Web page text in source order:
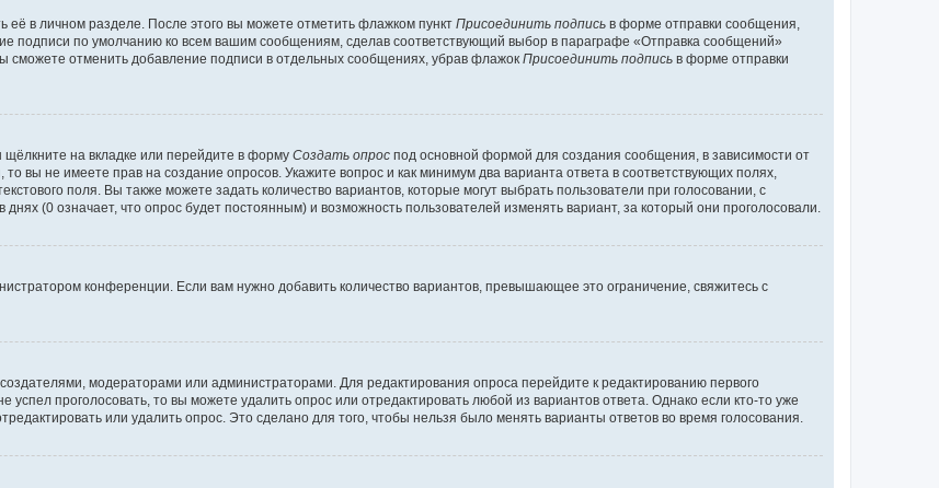
в личном разделе. После этого вы можете отметить флажком пункт Присоединить подпись в форме отправки сообщения,
подписи по умолчанию ко всем вашим сообщениям, сделав соответствующий выбор в параграфе «Отправка сообщений»
сможете отменить добавление подписи в отдельных сообщениях, убрав флажок Присоединить подпись в форме отправки
на вкладке или перейдите в форму Создать опрос под основной формой для создания сообщения, в зависимости от
вы не имеете прав на создание опросов. Укажите вопрос и как минимум два варианта ответа в соответствующих полях,
поля. Вы также можете задать количество вариантов, которые могут выбрать пользователи при голосовании, с
(0 означает, что опрос будет постоянным) и возможность пользователей изменять вариант, за который они проголосовали.
конференции. Если вам нужно добавить количество вариантов, превышающее это ограничение, свяжитесь с
модераторами или администраторами. Для редактирования опроса перейдите к редактированию первого
успел проголосовать, то вы можете удалить опрос или отредактировать любой из вариантов ответа. Однако если кто-то уже
или удалить опрос. Это сделано для того, чтобы нельзя было менять варианты ответов во время голосования.